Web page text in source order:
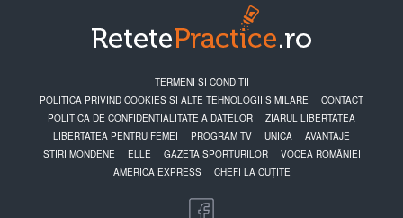
TERMENI SI CONDITII
POLITICA PRIVIND COOKIES SI ALTE TEHNOLOGII SIMILARE
CONTACT
POLITICA DE CONFIDENTIALITATE A DATELOR
ZIARUL LIBERTATEA
LIBERTATEA PENTRU FEMEI
PROGRAM TV UNICA
AVANTAJE
STIRI MONDENE
ELLE GAZETA SPORTURILOR
VOCEA ROMÂNIEI
AMERICA EXPRESS
CHEFI LA CUȚITE